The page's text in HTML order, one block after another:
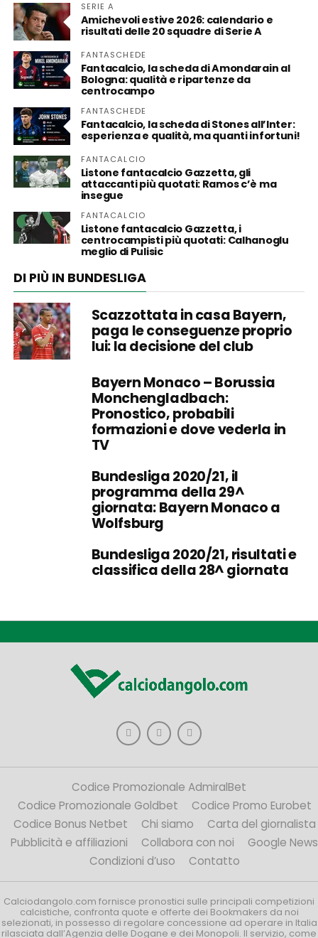
SERIE A
Amichevoli estive 2026: calendario e
risultati delle 20 squadre di Serie A
FANTASCHEDE
Fantacalcio, la scheda di Amondarain al
Bologna: qualità e ripartenze da
centrocampo
FANTASCHEDE
Fantacalcio, la scheda di Stones all’Inter:
esperienza e qualità, ma quanti infortuni!
FANTACALCIO
Listone fantacalcio Gazzetta, gli
attaccanti più quotati: Ramos c’è ma
insegue
FANTACALCIO
Listone fantacalcio Gazzetta, i
centrocampisti più quotati: Calhanoglu
meglio di Pulisic
DI PIÙ IN BUNDESLIGA
Scazzottata in casa Bayern,
paga le conseguenze proprio
lui: la decisione del club
Bayern Monaco – Borussia
Monchengladbach:
Pronostico, probabili
formazioni e dove vederla in
TV
Bundesliga 2020/21, il
programma della 29^
giornata: Bayern Monaco a
Wolfsburg
Bundesliga 2020/21, risultati e
classifica della 28^ giornata
Codice Promozionale AdmiralBet
Codice Promozionale Goldbet
Codice Promo Eurobet
Codice Bonus Netbet
Chi siamo
Carta del giornalista
Pubblicità e affiliazioni
Collabora con noi
Google News
Condizioni d’uso
Contatto
Calciodangolo.com fornisce pronostici sulle principali competizioni
calcistiche, confronta quote e offerte dei Bookmakers da noi
selezionati, in possesso di regolare concessione ad operare in Italia
rilasciata dall’Agenzia delle Dogane e dei Monopoli. Il servizio, come